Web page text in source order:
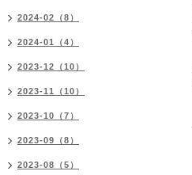
2024-02（8）
2024-01（4）
2023-12（10）
2023-11（10）
2023-10（7）
2023-09（8）
2023-08（5）